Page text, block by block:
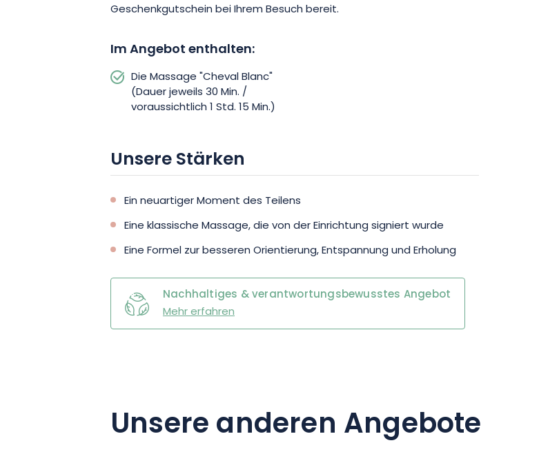
Geschenkgutschein bei Ihrem Besuch bereit.
Im Angebot enthalten:
Die Massage "Cheval Blanc"
(Dauer jeweils 30 Min. /
voraussichtlich 1 Std. 15 Min.)
Unsere Stärken
Ein neuartiger Moment des Teilens
Eine klassische Massage, die von der Einrichtung signiert wurde
Eine Formel zur besseren Orientierung, Entspannung und Erholung
Nachhaltiges & verantwortungsbewusstes Angebot
Mehr erfahren
Unsere anderen Angebote